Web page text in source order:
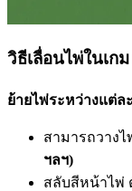
วิธีเลื่อนไพ่ในเก
ย้ายไพ่ระหว่างแต่ล
สามารถวาง
ฯลฯ)
สลับสีหน้าไพ่